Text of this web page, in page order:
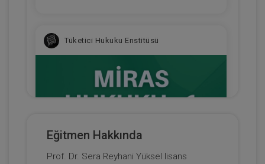
Tüketici Hukuku Enstitüsü
Eğitmen Hakkında
Prof. Dr. Sera Reyhani Yüksel lisans